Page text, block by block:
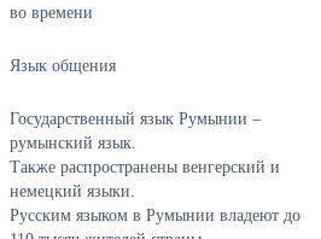
во времени
Язык общения
Государственный язык Румынии –
румынский язык.
Также распространены венгерский и
немецкий языки.
Русским языком в Румынии владеют до